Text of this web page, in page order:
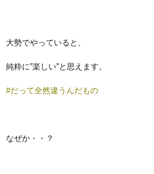
大勢でやっていると、
純粋に”楽しい”と思えます。
#だって全然違うんだもの
なぜか・・？